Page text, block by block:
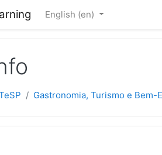
English ‎(en)‎
Gastronomia, Turismo e Bem-